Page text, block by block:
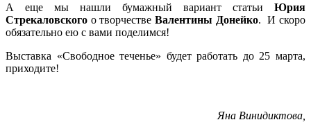
А еще мы нашли бумажный вариант статьи Юрия
Стрекаловского о творчествеВалентины Донейко. И скоро
обязательно ею с вами поделимся!
Выставка «Свободное теченье» будет работать до 25 марта,
приходите!
Яна Винидиктова,